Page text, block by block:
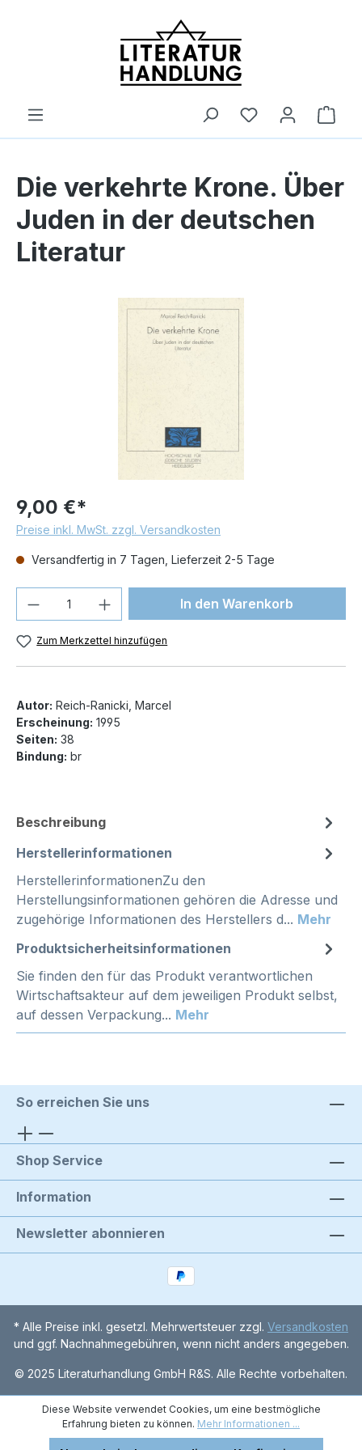
Die verkehrte Krone. Über
Juden in der deutschen
Literatur
Bildergalerie überspringen
9,00 €*
Preise inkl. MwSt. zzgl. Versandkosten
Versandfertig in 7 Tagen, Lieferzeit 2-5 Tage
Produkt Anzahl: Gib denIn den Warenkorb
Zum Merkzettel hinzufügen
Autor: Reich-Ranicki, Marcel
Erscheinung: 1995
Seiten: 38
Bindung: br
Beschreibung
Herstellerinformationen
HerstellerinformationenZu den
Herstellungsinformationen gehören die Adresse und
zugehörige Informationen des Herstellers d... Mehr
Produktsicherheitsinformationen
Sie finden den für das Produkt verantwortlichen
Wirtschaftsakteur auf dem jeweiligen Produkt selbst,
auf dessen Verpackung... Mehr
So erreichen Sie uns
Shop Service
Information
Newsletter abonnieren
* Alle Preise inkl. gesetzl. Mehrwertsteuer zzgl. Versandkosten
und ggf. Nachnahmegebühren, wenn nicht anders angegeben.
© 2025 Literaturhandlung GmbH R&S. Alle Rechte vorbehalten.
Diese Website verwendet Cookies, um eine bestmögliche
Erfahrung bieten zu können. Mehr Informationen ...